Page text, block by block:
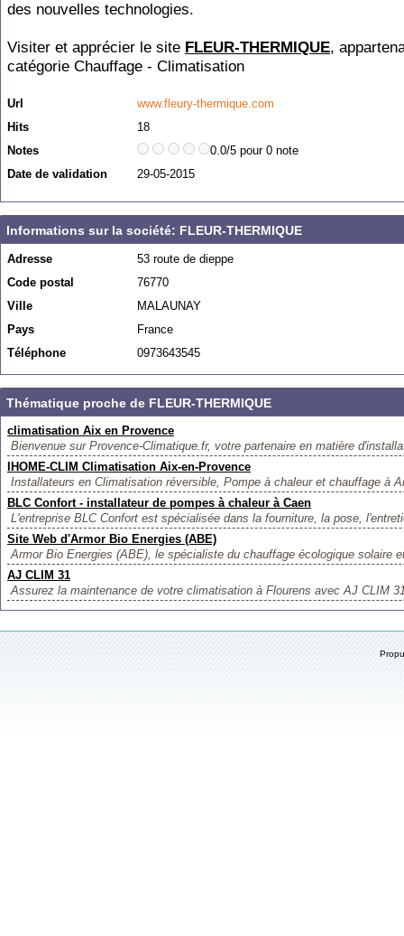
des nouvelles technologies.
Visiter et apprécier le site FLEUR-THERMIQUE,
catégorie Chauffage - Climatisation
Url
www.fleury-thermique.com
Hits
18
Notes
0.0/5 pour 0 note
Date de validation
29-05-2015
Informations sur la société: FLEUR-THERMIQUE
Adresse
53 route de dieppe
Code postal
76770
Ville
MALAUNAY
Pays
France
Téléphone
0973643545
Thématique proche de FLEUR-THERMIQUE
climatisation Aix en Provence
Bienvenue sur Provence-Climatique.fr, votre partenaire en matière
IHOME-CLIM Climatisation Aix-en-Provence
Installateurs en Climatisation réversible, Pompe à chaleur et chauffage à
BLC Confort - installateur de pompes à chaleur à Caen
L'entreprise BLC Confort est spécialisée dans la fourniture, la pose,
Site Web d'Armor Bio Energies (ABE)
Armor Bio Energies (ABE), le spécialiste du chauffage écologique solaire
AJ CLIM 31
Assurez la maintenance de votre climatisation à Flourens avec AJ CLIM